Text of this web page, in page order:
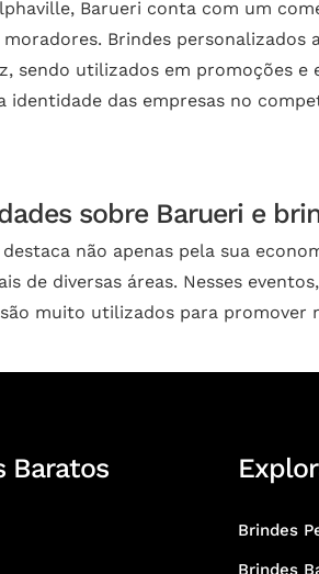
Barueri conta com um
Brindes personalizados
sendo utilizados em promoções e
identidade das empresas no
sobre Barueri e
destaca não apenas pela sua
de diversas áreas. Nesses
muito utilizados para promover
Baratos
Brindes
Brindes